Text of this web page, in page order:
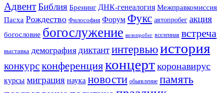
АдвентБиблия Бренинг ДНК-генеалогия Межправкомиссия
Пасха Рождество Философия Форум Фукс автопробег акция
богословие богослужение велопробег вселенная встреча
выставка демография диктантинтервьюистория
конкурсконференцияконцерткоронавирус
курсы миграция наука новости обьявление память